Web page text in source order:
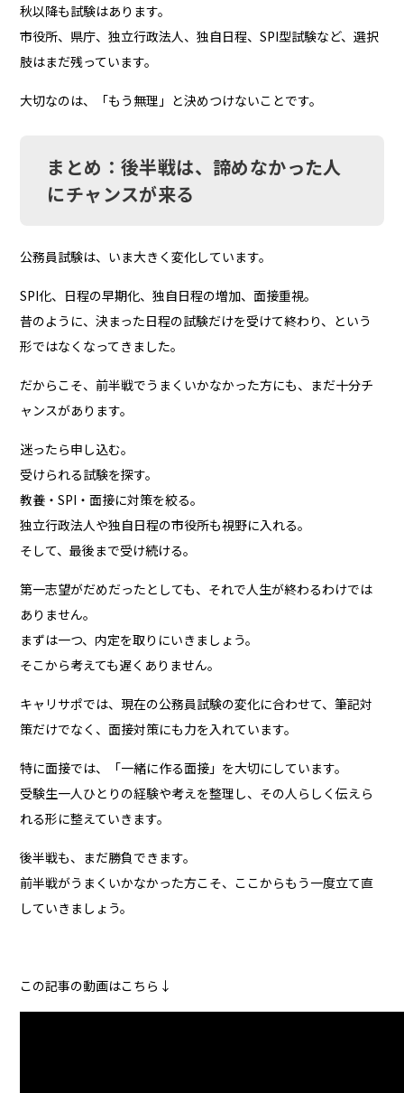
秋以降も試験はあります。
市役所、県庁、独立行政法人、独自日程、SPI型試験など、選択
肢はまだ残っています。
大切なのは、「もう無理」と決めつけないことです。
まとめ：後半戦は、諦めなかった人
にチャンスが来る
公務員試験は、いま大きく変化しています。
SPI化、日程の早期化、独自日程の増加、面接重視。
昔のように、決まった日程の試験だけを受けて終わり、という
形ではなくなってきました。
だからこそ、前半戦でうまくいかなかった方にも、まだ十分チ
ャンスがあります。
迷ったら申し込む。
受けられる試験を探す。
教養・SPI・面接に対策を絞る。
独立行政法人や独自日程の市役所も視野に入れる。
そして、最後まで受け続ける。
第一志望がだめだったとしても、それで人生が終わるわけでは
ありません。
まずは一つ、内定を取りにいきましょう。
そこから考えても遅くありません。
キャリサポでは、現在の公務員試験の変化に合わせて、筆記対
策だけでなく、面接対策にも力を入れています。
特に面接では、「一緒に作る面接」を大切にしています。
受験生一人ひとりの経験や考えを整理し、その人らしく伝えら
れる形に整えていきます。
後半戦も、まだ勝負できます。
前半戦がうまくいかなかった方こそ、ここからもう一度立て直
していきましょう。
この記事の動画はこちら↓